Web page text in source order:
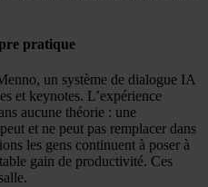
pratique
un système de dialogue IA
et keynotes. L’expérience
aucune théorie : une
et ne peut pas remplacer dans
les gens continuent à poser à
gain de productivité. Ces